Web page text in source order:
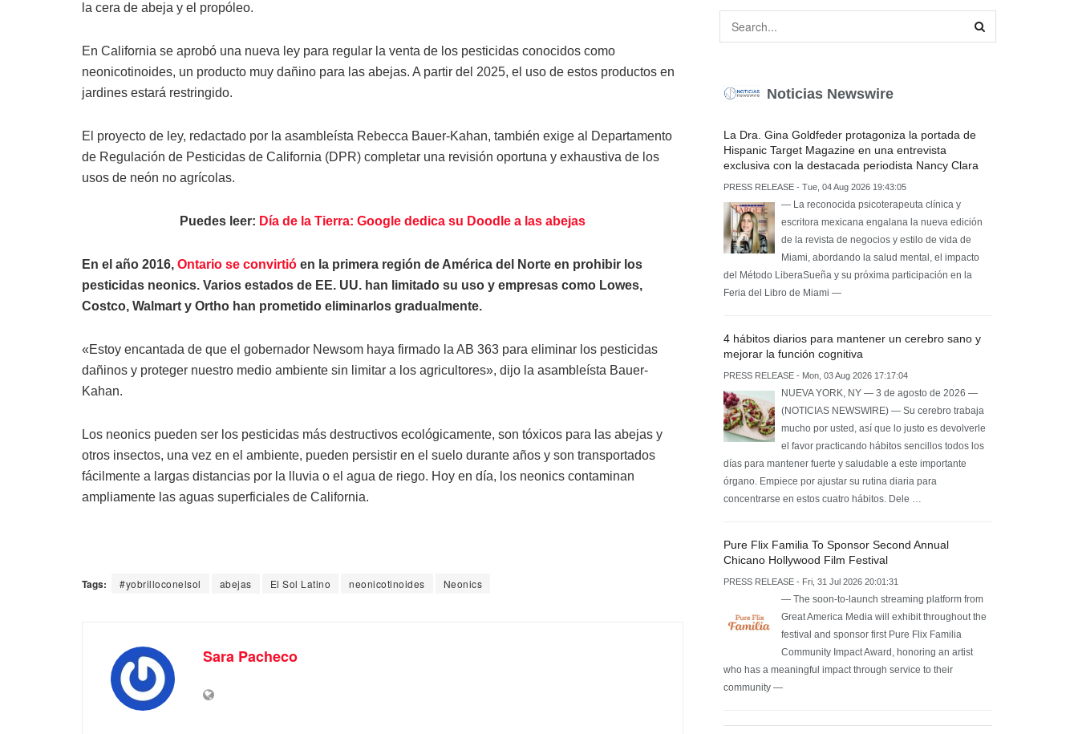
la cera de abeja y el propóleo.
En California se aprobó una nueva ley para regular la venta de los pesticidas conocidos como
neonicotinoides, un producto muy dañino para las abejas. A partir del 2025, el uso de estos productos en
jardines estará restringido.
El proyecto de ley, redactado por la asambleísta Rebecca Bauer-Kahan, también exige al Departamento
de Regulación de Pesticidas de California (DPR) completar una revisión oportuna y exhaustiva de los
usos de neón no agrícolas.
Puedes leer: Día de la Tierra: Google dedica su Doodle a las abejas
En el año 2016, Ontario se convirtió en la primera región de América del Norte en prohibir los
pesticidas neonics. Varios estados de EE. UU. han limitado su uso y empresas como Lowes,
Costco, Walmart y Ortho han prometido eliminarlos gradualmente.
«Estoy encantada de que el gobernador Newsom haya firmado la AB 363 para eliminar los pesticidas
dañinos y proteger nuestro medio ambiente sin limitar a los agricultores», dijo la asambleísta Bauer-
Kahan.
Los neonics pueden ser los pesticidas más destructivos ecológicamente, son tóxicos para las abejas y
otros insectos, una vez en el ambiente, pueden persistir en el suelo durante años y son transportados
fácilmente a largas distancias por la lluvia o el agua de riego. Hoy en día, los neonics contaminan
ampliamente las aguas superficiales de California.
Tags: #yobrilloconelsol abejas El Sol Latino neonicotinoides Neonics
Sara Pacheco
Noticias Newswire
La Dra. Gina Goldfeder protagoniza la portada de
Hispanic Target Magazine en una entrevista
exclusiva con la destacada periodista Nancy Clara
PRESS RELEASE - Tue, 04 Aug 2026 19:43:05
— La reconocida psicoterapeuta clínica y
escritora mexicana engalana la nueva edición
de la revista de negocios y estilo de vida de
Miami, abordando la salud mental, el impacto
del Método LiberaSueña y su próxima participación en la
Feria del Libro de Miami —
4 hábitos diarios para mantener un cerebro sano y
mejorar la función cognitiva
PRESS RELEASE - Mon, 03 Aug 2026 17:17:04
NUEVA YORK, NY — 3 de agosto de 2026 —
(NOTICIAS NEWSWIRE) — Su cerebro trabaja
mucho por usted, así que lo justo es devolverle
el favor practicando hábitos sencillos todos los
días para mantener fuerte y saludable a este importante
órgano. Empiece por ajustar su rutina diaria para
concentrarse en estos cuatro hábitos. Dele …
Pure Flix Familia To Sponsor Second Annual
Chicano Hollywood Film Festival
PRESS RELEASE - Fri, 31 Jul 2026 20:01:31
— The soon-to-launch streaming platform from
Great America Media will exhibit throughout the
festival and sponsor first Pure Flix Familia
Community Impact Award, honoring an artist
who has a meaningful impact through service to their
community —